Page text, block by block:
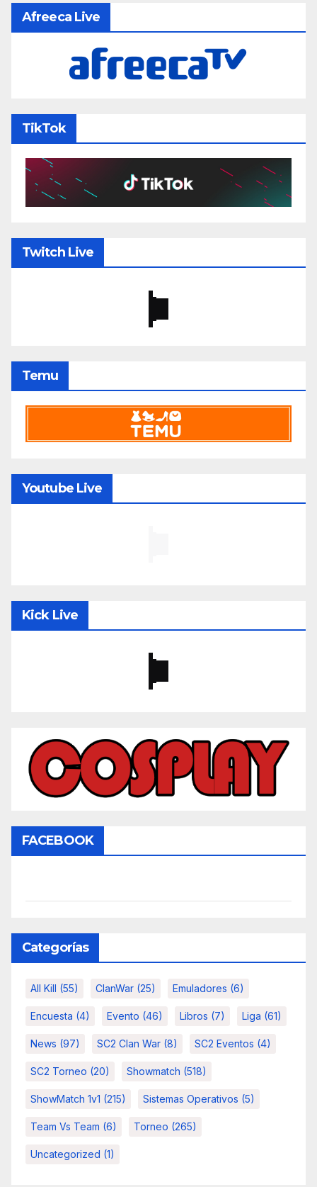
Afreeca Live
TikTok
Twitch Live
Temu
Youtube Live
Kick Live
FACEBOOK
Categorías
All Kill (55) ClanWar (25) Emuladores (6)
Encuesta (4) Evento (46) Libros (7) Liga (61)
News (97) SC2 Clan War (8) SC2 Eventos (4)
SC2 Torneo (20) Showmatch (518)
ShowMatch 1v1 (215) Sistemas Operativos (5)
Team Vs Team (6) Torneo (265)
Uncategorized (1)